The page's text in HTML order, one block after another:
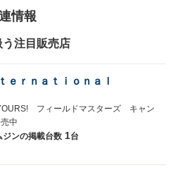
情報
う注目販売店
ｒｎａｔｉｏｎａｌ
フィールドマスターズ キャン
中
ジンの掲載台数 1台